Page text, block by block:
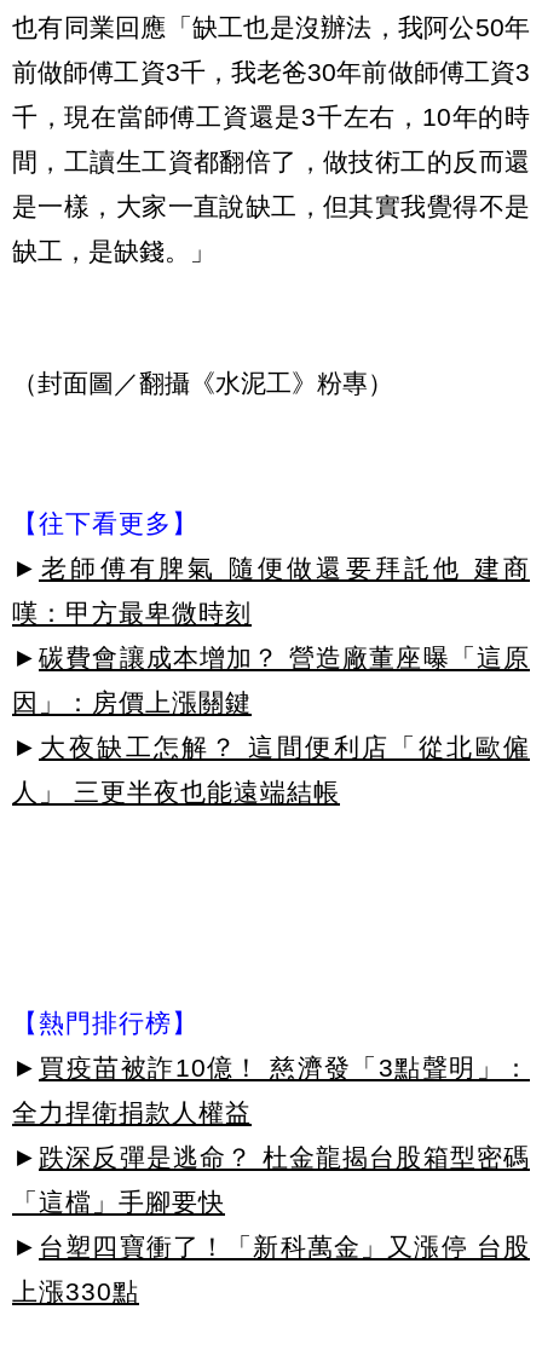
也有同業回應「缺工也是沒辦法，我阿公50年
前做師傅工資3千，我老爸30年前做師傅工資3
千，現在當師傅工資還是3千左右，10年的時
間，工讀生工資都翻倍了，做技術工的反而還
是一樣，大家一直說缺工，但其實我覺得不是
缺工，是缺錢。」
（封面圖／翻攝《水泥工》粉專）
【往下看更多】
► 老師傅有脾氣 隨便做還要拜託他 建商
嘆：甲方最卑微時刻
► 碳費會讓成本增加？ 營造廠董座曝「這原
因」：房價上漲關鍵
► 大夜缺工怎解？ 這間便利店「從北歐僱
人」 三更半夜也能遠端結帳
【熱門排行榜】
► 買疫苗被詐10億！ 慈濟發「3點聲明」：
全力捍衛捐款人權益
► 跌深反彈是逃命？ 杜金龍揭台股箱型密碼
「這檔」手腳要快
► 台塑四寶衝了！「新科萬金」又漲停 台股
上漲330點